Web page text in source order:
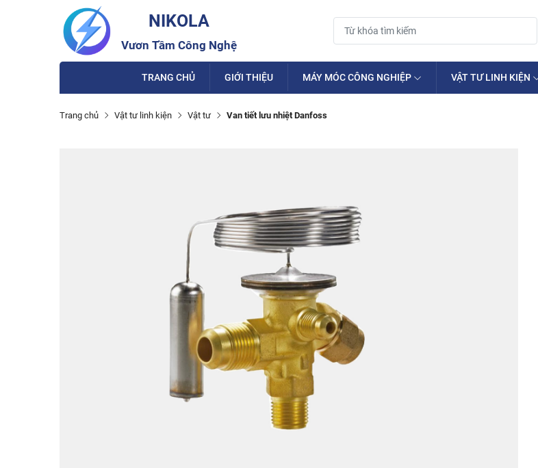
NIKOLA
Vươn Tầm Công Nghệ
TRANG CHỦ GIỚI THIỆU MÁY MÓC CÔNG NGHIỆP VẬT TƯ LINH KIỆN
Trang chủ Vật tư linh kiện Vật tư Van tiết lưu nhiệt Danfoss